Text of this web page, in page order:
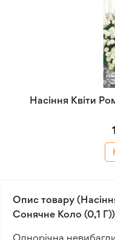
Насіння Квіти
Опис товару
Сонячне Коло (0,1 Г))
Однорічна